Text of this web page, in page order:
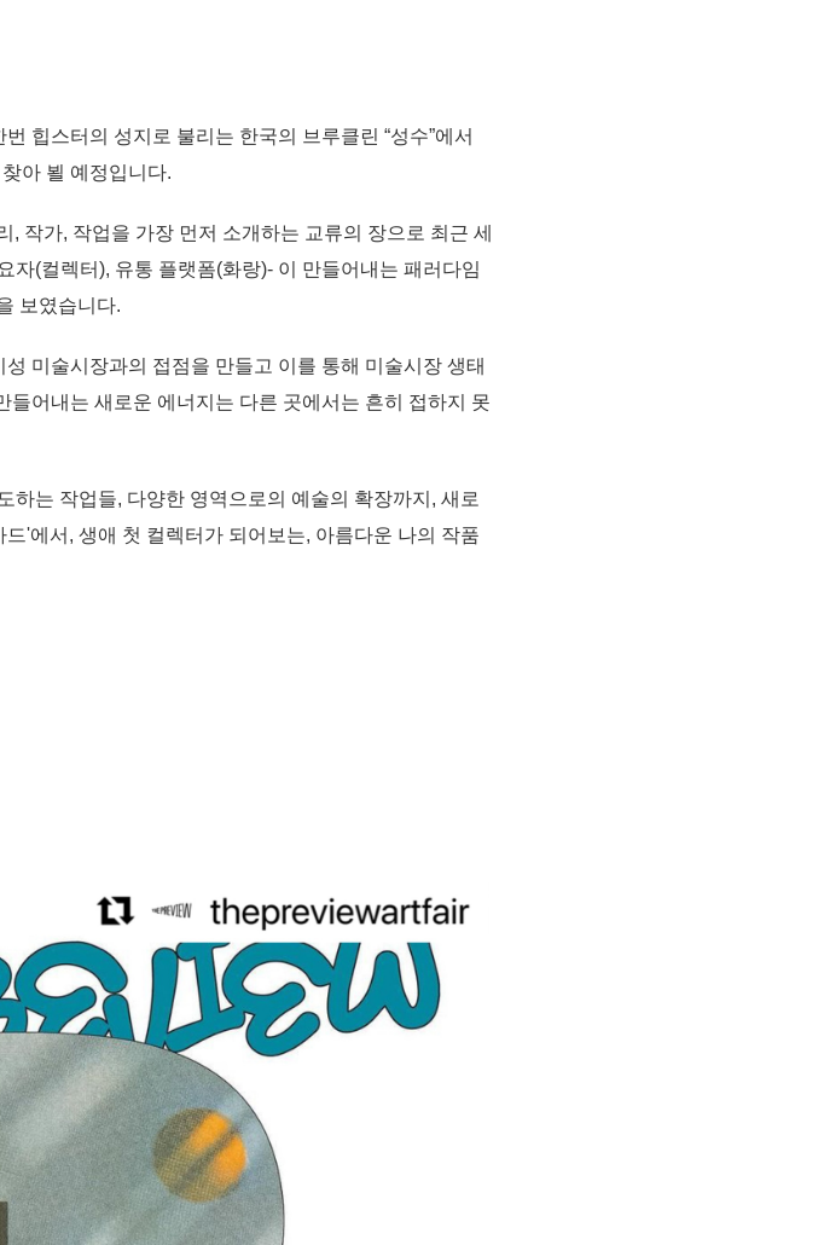
힙스터의 성지로 불리는 한국의 브루클린 “성수”에서
아 뵐 예정입니다.
, 작가, 작업을 가장 먼저 소개하는 교류의 장으로 최근 세
자(컬렉터), 유통 플랫폼(화랑)- 이 만들어내는 패러다임
보였습니다.
미술시장과의 접점을 만들고 이를 통해 미술시장 생태
어내는 새로운 에너지는 다른 곳에서는 흔히 접하지 못
는 작업들, 다양한 영역으로의 예술의 확장까지, 새로
'에서, 생애 첫 컬렉터가 되어보는, 아름다운 나의 작품